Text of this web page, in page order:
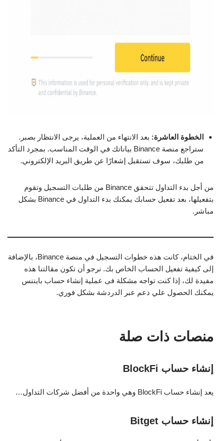
الخطوة العاشرة: بعد الانتهاء من العملية، يرجى الانتظار بصبر.
ستراجع منصة Binance بياناتك في الوقت المناسب. بمجرد التأكد
من طلبك، سوف تستقبل إشعارًا عن طريق البريد الإلكتروني.
من أجل بدء التداول تتحقق Binance من طلبات التسجيل وتقوم
بتفعيلها، بعد تفعيل حسابك يمكنك بدء التداول في Binance بشكل
مباشر.
في الختام، كانت هذه خطوات التسجيل في منصة Binance، بالإضافة
إلى كيفية تفعيل الحساب الخاص بك. نرجو أن تكون مقالتنا هذه
مفيدة لك، إذا كنت تواجه مشكلة فى عملية إنشاء حساب بايننس
يمكنك الحصول علي دعم عبر الدردشة بشكل فوري.
منصات ذات صلة
إنشاء حساب BlockFi
يعد إنشاء حساب BlockFi وهي واحدة من أفضل شركات التداول…
إنشاء حساب Bitget